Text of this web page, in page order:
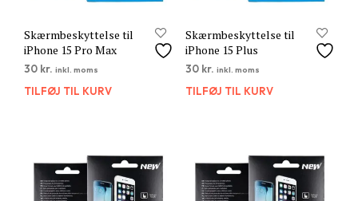
Skærmbeskyttelse til
iPhone 15 Pro Max
30 kr. inkl. moms
TILFØJ TIL KURV
Skærmbeskyttelse til
iPhone 15 Plus
30 kr. inkl. moms
TILFØJ TIL KURV